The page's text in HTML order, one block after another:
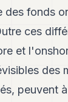
des fonds
ces
et
des
peuvent